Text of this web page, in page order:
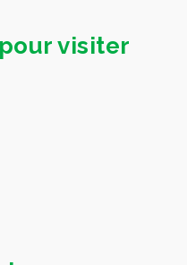
visiter